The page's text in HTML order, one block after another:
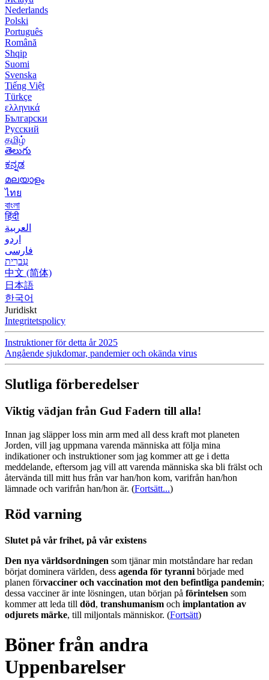
Nederlands
Polski
Português
Română
Shqip
Suomi
Svenska
Tiếng Việt
Türkçe
ελληνικά
Български
Русский
தமிழ்
తెలుగు
ಕನ್ನಡ
മലയാളം
ไทย
বাংলা
हिंदी
العربية
اردو
فارسی
עִברִית
中文 (简体)
日本語
한국어
Juridiskt
Integritetspolicy
Instruktioner för detta år 2025
Angående sjukdomar, pandemier och okända virus
Slutliga förberedelser
Viktig vädjan från Gud Fadern till alla!
Innan jag släpper loss min arm med all dess kraft mot planeten
Jorden, vill jag uppmana varenda människa att följa mina
indikationer och instruktioner som jag kommer att ge i detta
meddelande, eftersom jag vill att varenda människa ska bli frälst och
återvända till mitt hus från var han/hon kom, varifrån han/hon
lämnade och varifrån han/hon är. (Fortsätt...)
Röd varning
Slutet på vår frihet, på vår existens
Den nya världsordningen som tjänar min motståndare har redan
börjat dominera världen, dess agenda för tyranni började med
planen förvacciner och vaccination mot den befintliga pandemin;
dessa vacciner är inte lösningen, utan början på förintelsen som
kommer att leda till död, transhumanism och implantation av
odjurets märke, till miljontals människor. (Fortsätt)
Böner från andra
Uppenbarelser